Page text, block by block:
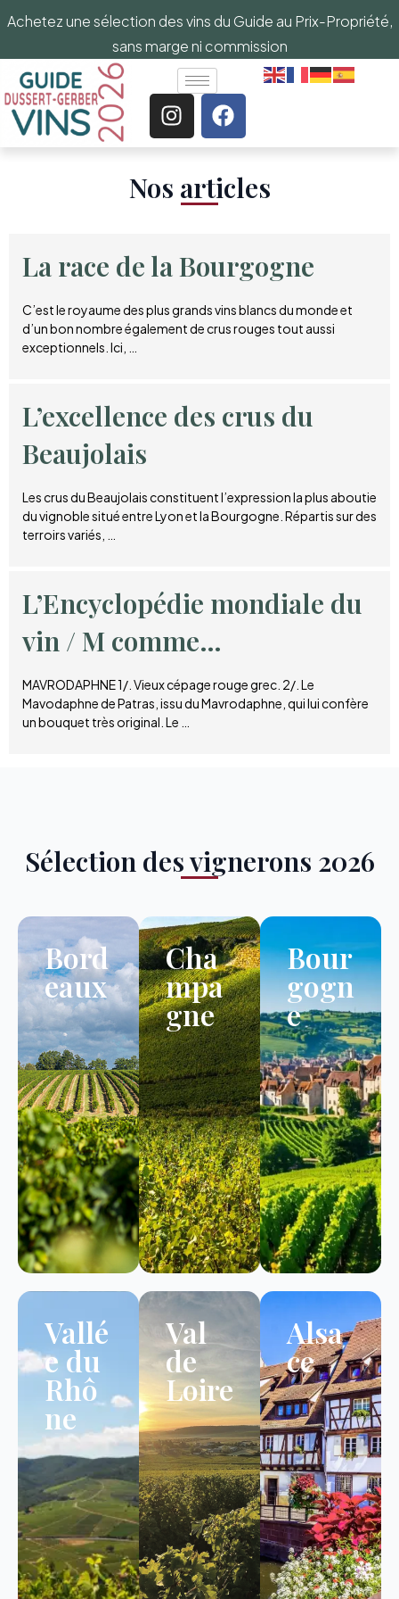
Achetez une sélection des vins du Guide au Prix-Propriété,
sans marge ni commission
Nos articles​
La race de la Bourgogne
C’est le royaume des plus grands vins blancs du monde et
d’un bon nombre également de crus rouges tout aussi
exceptionnels. Ici, …
L’excellence des crus du
Beaujolais
Les crus du Beaujolais constituent l’expression la plus aboutie
du vignoble situé entre Lyon et la Bourgogne. Répartis sur des
terroirs variés, …
L’Encyclopédie mondiale du
vin / M comme…
MAVRODAPHNE 1/. Vieux cépage rouge grec. 2/. Le
Mavodaphne de Patras, issu du Mavrodaphne, qui lui confère
un bouquet très original. Le …
Sélection des vignerons 2026
Bord
eaux
Cha
mpa
gne
Bour
gogn
e
Vallé
e du
Rhô
ne
Val
de
Loire
Alsa
ce